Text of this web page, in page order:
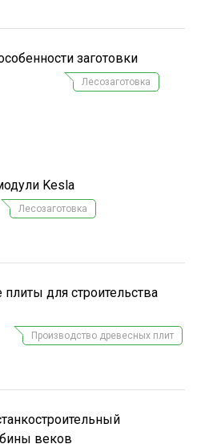
заготовки
Лесозаготовка
Kesla
Лесозаготовка
для строительства
Производство древесных плит
веков